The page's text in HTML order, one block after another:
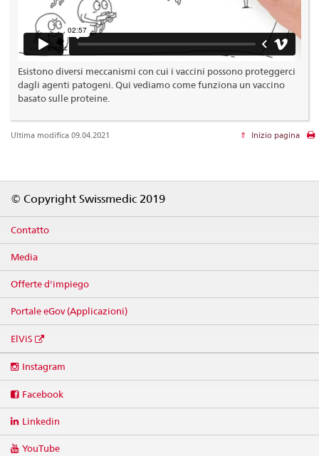
Esistono diversi meccanismi con cui i vaccini possono proteggerci
dagli agenti patogeni. Qui vediamo come funziona un vaccino
basato sulle proteine.
Ultima modifica 09.04.2021 Inizio pagina
© Copyright Swissmedic 2019
Contatto
Media
Offerte d'impiego
Portale eGov (Applicazioni)
ElViS
media
Instagram
Facebook
Linkedin
YouTube